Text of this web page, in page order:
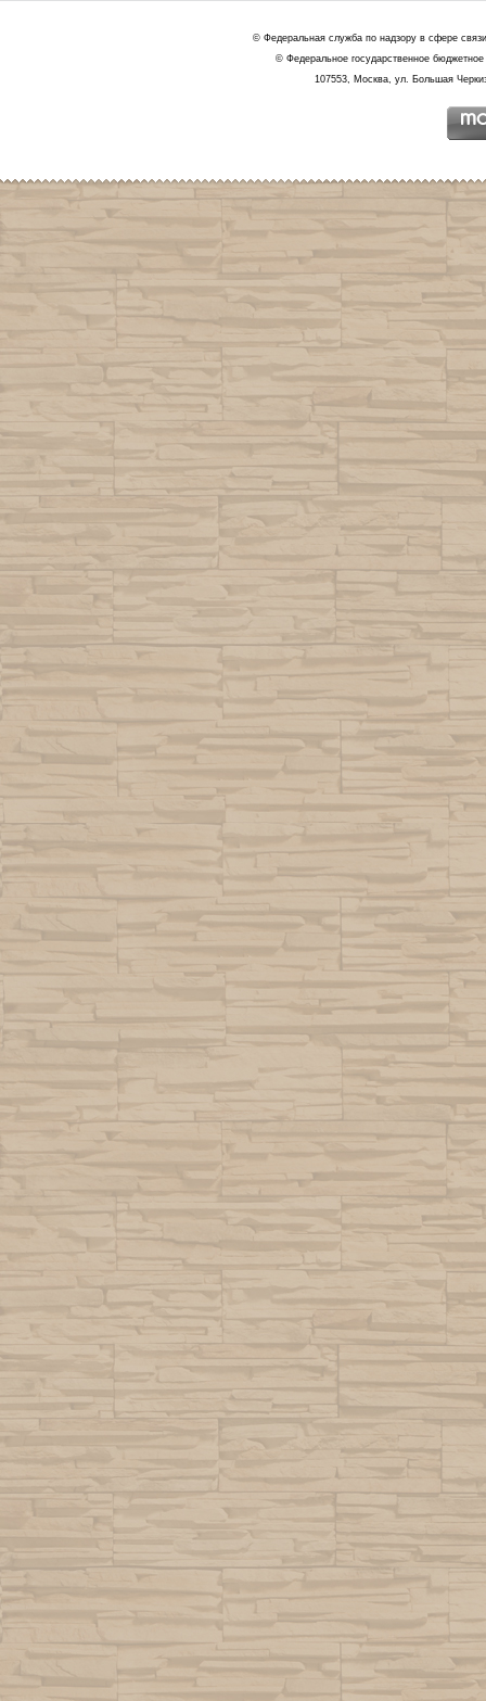
© Федеральная служба по надзору в сфере
© Федеральное государственное
107553, Москва, ул. Большая